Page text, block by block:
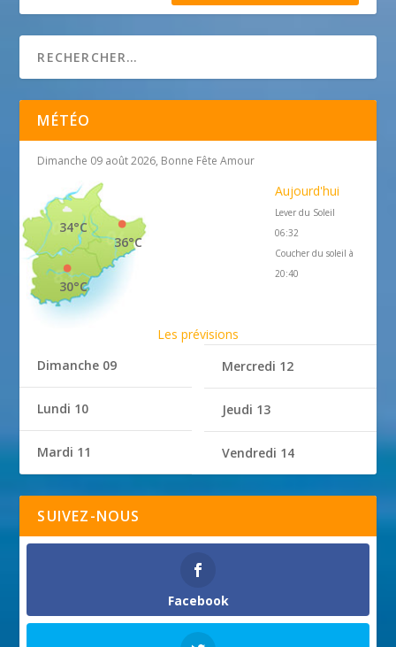
MÉTÉO
Dimanche 09 août 2026, Bonne Fête Amour
36°C
34°C
30°C
Aujourd'hui
Lever du Soleil
06:32
Coucher du soleil à
20:40
Les prévisions
Dimanche 09
Lundi 10
Mardi 11
Mercredi 12
Jeudi 13
Vendredi 14
SUIVEZ-NOUS
Facebook